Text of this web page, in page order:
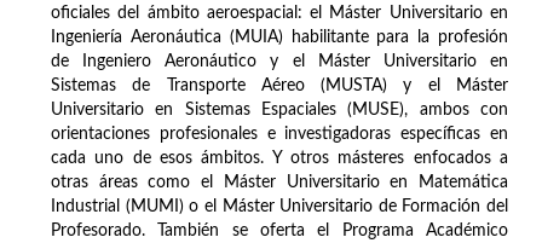
oficiales del ámbito aeroespacial: el Máster Universitario en
Ingeniería Aeronáutica (MUIA) habilitante para la profesión
de Ingeniero Aeronáutico y el Máster Universitario en
Sistemas de Transporte Aéreo (MUSTA) y el Máster
Universitario en Sistemas Espaciales (MUSE), ambos con
orientaciones profesionales e investigadoras específicas en
cada uno de esos ámbitos. Y otros másteres enfocados a
otras áreas como el Máster Universitario en Matemática
Industrial (MUMI) o el Máster Universitario de Formación del
Profesorado. También se oferta el Programa Académico